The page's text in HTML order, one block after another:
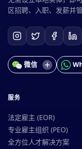
区招聘、入职、发薪并管
微信
服务
法定雇主 (EOR)
专业雇主组织 (PEO)
全方位人才解决方案